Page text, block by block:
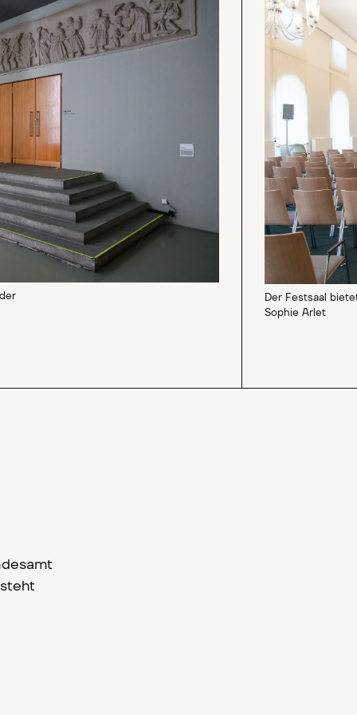
Der Festsaal
Sophie Arlet